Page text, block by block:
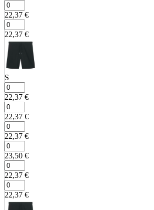
22,37 €
22,37 €
S
22,37 €
22,37 €
22,37 €
23,50 €
22,37 €
22,37 €